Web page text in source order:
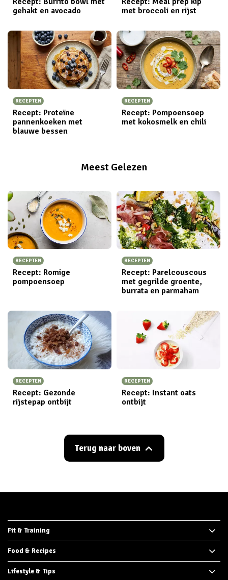
gehakt en avocado
met broccoli en rijst
RECEPTEN
Recept: Proteïne
pannenkoeken met
blauwe bessen
RECEPTEN
Recept: Pompoensoep
met kokosmelk en chili
Meest Gelezen
RECEPTEN
Recept: Romige
pompoensoep
RECEPTEN
Recept: Parelcouscous
met gegrilde groente,
burrata en parmaham
RECEPTEN
Recept: Gezonde
rijstepap ontbijt
RECEPTEN
Recept: Instant oats
ontbijt
Terug naar boven
Fit & Training
Food & Recipes
Lifestyle & Tips